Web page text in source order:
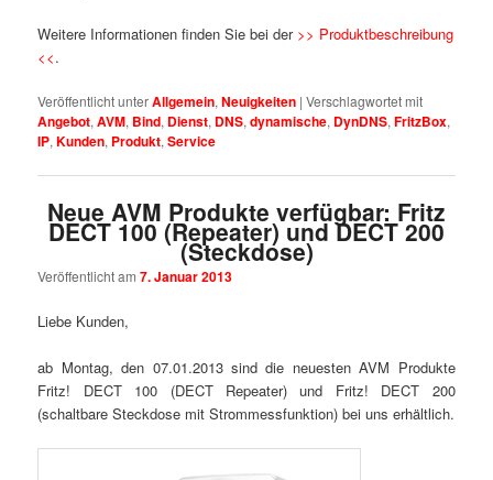
Weitere Informationen finden Sie bei der >> Produktbeschreibung
<<.
Veröffentlicht unterAllgemein,Neuigkeiten |Verschlagwortet mit
Angebot,AVM, Bind, Dienst, DNS,dynamische, DynDNS,FritzBox,
IP,Kunden, Produkt,Service
Neue AVM Produkte verfügbar: Fritz
DECT 100 (Repeater) und DECT 200
(Steckdose)
Veröffentlicht am7. Januar 2013
Liebe Kunden,
ab Montag, den 07.01.2013 sind die neuesten AVM Produkte
Fritz! DECT 100 (DECT Repeater) und Fritz! DECT 200
(schaltbare Steckdose mit Strommessfunktion) bei uns erhältlich.